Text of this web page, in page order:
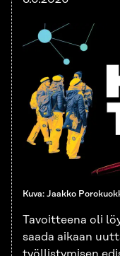
Kuva: Jaakko
Tavoitteena oli
saada aikaan